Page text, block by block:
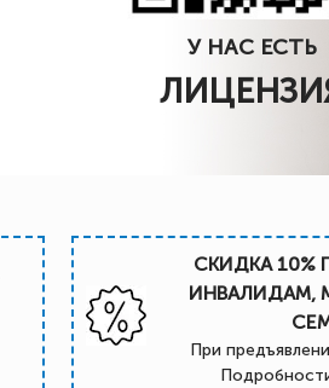
У НАС ЕСТЬ
СКИДКА 10%
ИНВАЛИДАМ,
При